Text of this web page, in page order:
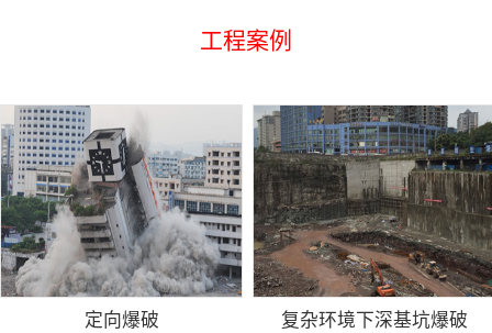
工程案例
定向爆破 复杂环境下深基坑爆破